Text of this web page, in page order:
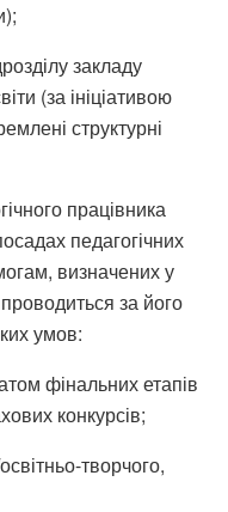
закладу
(за ініціативою
структурні
працівника
педагогічних
визначених у
за його
умов:
фінальних етапів
конкурсів;
творчого,